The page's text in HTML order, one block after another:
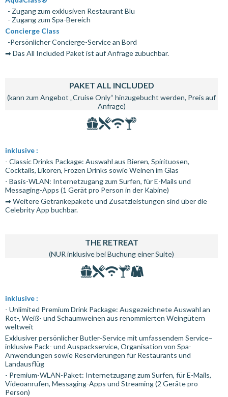
- Zugang zum exklusiven Restaurant Blu
- Zugang zum Spa-Bereich
Concierge Class
-Persönlicher Concierge-Service an Bord
➡ Das All Included Paket ist auf Anfrage zubuchbar.
PAKET ALL INCLUDED
(kann zum Angebot „Cruise Only“ hinzugebucht werden, Preis auf
Anfrage)
inklusive :
- Classic Drinks Package: Auswahl aus Bieren, Spirituosen,
Cocktails, Likören, Frozen Drinks sowie Weinen im Glas
- Basis-WLAN: Internetzugang zum Surfen, für E-Mails und
Messaging-Apps (1 Gerät pro Person in der Kabine)
➡ Weitere Getränkepakete und Zusatzleistungen sind über die
Celebrity App buchbar.
THE RETREAT
(NUR inklusive bei Buchung einer Suite)
inklusive :
- Unlimited Premium Drink Package: Ausgezeichnete Auswahl an
Rot-, Weiß- und Schaumweinen aus renommierten Weingütern
weltweit
Exklusiver persönlicher Butler-Service mit umfassendem Service–
inklusive Pack- und Auspackservice, Organisation von Spa-
Anwendungen sowie Reservierungen für Restaurants und
Landausflüg
- Premium-WLAN-Paket: Internetzugang zum Surfen, für E-Mails,
Videoanrufen, Messaging-Apps und Streaming (2 Geräte pro
Person)